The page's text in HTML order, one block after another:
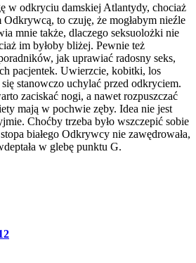
w odkryciu damskiej Atlantydy, chociaż
Odkrywcą, to czuję, że mogłabym nieźle
mnie także, dlaczego seksuolożki nie
im byłoby bliżej. Pewnie też
jak uprawiać radosny seks,
pacjentek. Uwierzcie, kobitki, los
stanowczo uchylać przed odkryciem.
zaciskać nogi, a nawet rozpuszczać
mają w pochwie zęby. Idea nie jest
Choćby trzeba było wszczepić sobie
białego Odkrywcy nie zawędrowała,
w glebę punktu G.